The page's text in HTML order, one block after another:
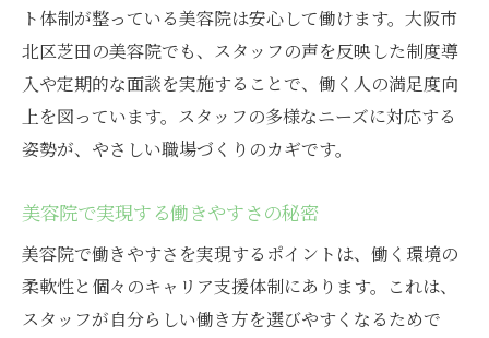
ト体制が整っている美容院は安心して働けます。大阪市
北区芝田の美容院でも、スタッフの声を反映した制度導
入や定期的な面談を実施することで、働く人の満足度向
上を図っています。スタッフの多様なニーズに対応する
姿勢が、やさしい職場づくりのカギです。
美容院で実現する働きやすさの秘密
美容院で働きやすさを実現するポイントは、働く環境の
柔軟性と個々のキャリア支援体制にあります。これは、
スタッフが自分らしい働き方を選びやすくなるためで